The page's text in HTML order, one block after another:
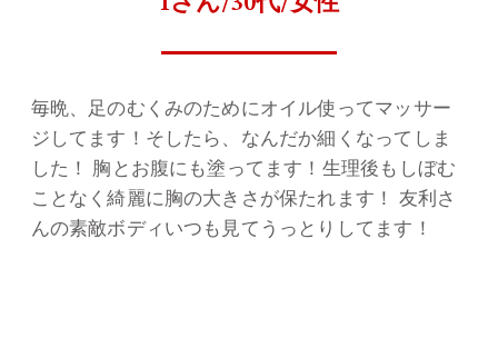
キ
ッ
プ
毎晩、足のむくみのためにオイル使ってマッサー
ジしてます！そしたら、なんだか細くなってしま
した！ 胸とお腹にも塗ってます！生理後もしぼむ
ことなく綺麗に胸の大きさが保たれます！ 友利さ
んの素敵ボディいつも見てうっとりしてます！